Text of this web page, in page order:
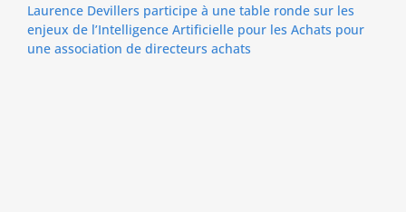
Laurence Devillers participe à une table ronde sur les
enjeux de l’Intelligence Artificielle pour les Achats pour
une association de directeurs achats